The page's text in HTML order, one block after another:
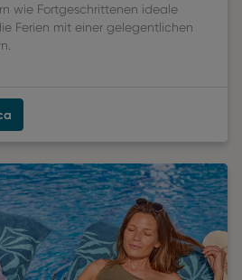
wie Fortgeschrittenen ideale
Ferien mit einer gelegentlichen